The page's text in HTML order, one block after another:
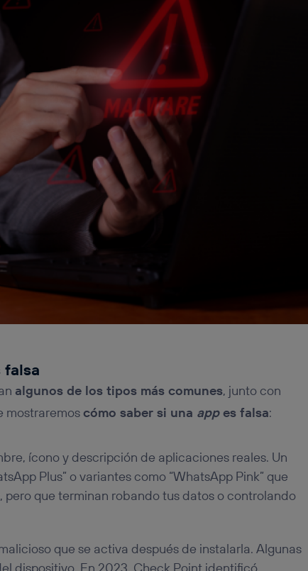
algunos de los tipos más comunes, junto con
mostraremoscómo saber si una appes falsa:
ícono y descripción de aplicaciones reales. Un
Plus” o variantes como “WhatsApp Pink” que
que terminan robando tus datos o controlando
que se activa después de instalarla. Algunas